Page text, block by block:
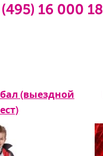
16 000 18
(выездной